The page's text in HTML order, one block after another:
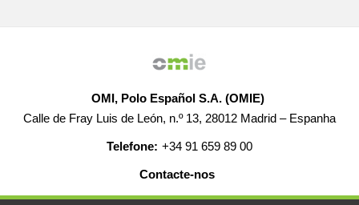
OMI, Polo Español S.A. (OMIE)
Calle de Fray Luis de León, n.º 13, 28012 Madrid – Espanha
Telefone: +34 91 659 89 00
Contacte-nos